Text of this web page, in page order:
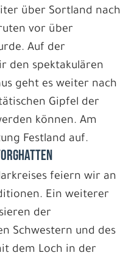
über Sortland nach
vor über
Auf der
den spektakulären
geht es weiter nach
Gipfel der
können. Am
Festland auf.
feiern wir an
Ein weiterer
der
Schwestern und des
dem Loch in der